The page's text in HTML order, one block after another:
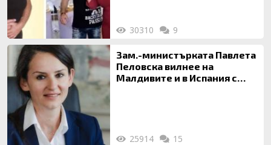
30310 9
Зам.-министърката Павлета
Пеловска вилнее на
Малдивите и в Испания с
25914 15